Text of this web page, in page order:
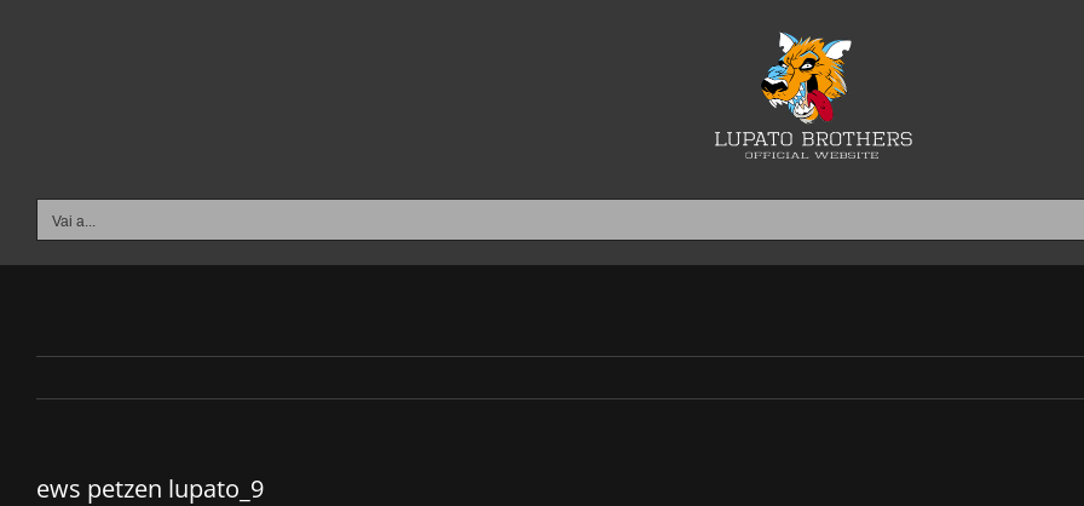
Vai a...
ews petzen lupato_9